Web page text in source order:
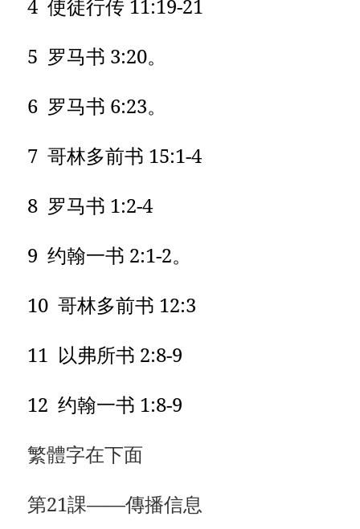
4 使徒行传 11:19-21
5 罗马书 3:20。
6 罗马书 6:23。
7 哥林多前书 15:1-4
8 罗马书 1:2-4
9 约翰一书 2:1-2。
10 哥林多前书 12:3
11 以弗所书 2:8-9
12 约翰一书 1:8-9
繁體字在下面
第21課——傳播信息